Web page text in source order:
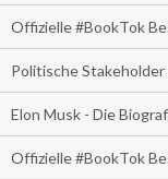
Offizielle #BookTok
Politische
Elon Musk - Die
Offizielle #BookTok